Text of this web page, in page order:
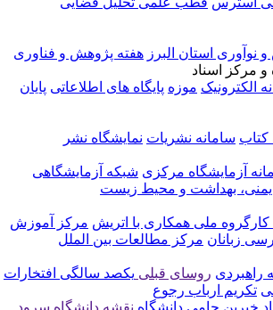
استان البرز هفته پژوهش و فناوری
مرکز اسناد
الکترونیک موزه پایگاه های اطلاعاتی پایان
سامانه نشریات نمایشگاه نشر
آزمایشگاه مرکزی شبکه آزمایشگاهی
بهداشت و محیط زیست
ملی همکاری با اتریش مرکز آموزش
زبانان مرکز مطالعات بین الملل
راهبردی روسای قبلی یکصد سالگی افتخارات
تکریم ارباب رجوع
خیرین حامی دانشگاه نقشه دانشگاه سرود